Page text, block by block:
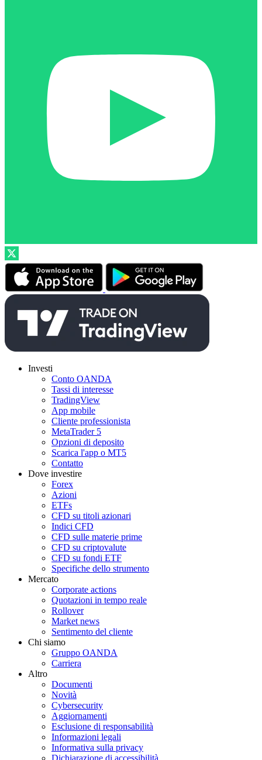
Investi
Conto OANDA
Tassi di interesse
TradingView
App mobile
Cliente professionista
MetaTrader 5
Opzioni di deposito
Scarica l'app o MT5
Contatto
Dove investire
Forex
Azioni
ETFs
CFD su titoli azionari
Indici CFD
CFD sulle materie prime
CFD su criptovalute
CFD su fondi ETF
Specifiche dello strumento
Mercato
Corporate actions
Quotazioni in tempo reale
Rollover
Market news
Sentimento del cliente
Chi siamo
Gruppo OANDA
Carriera
Altro
Documenti
Novità
Cybersecurity
Aggiornamenti
Esclusione di responsabilità
Informazioni legali
Informativa sulla privacy
Dichiarazione di accessibilità